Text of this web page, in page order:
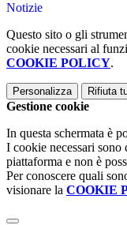
Notizie
Questo sito o gli
cookie necessari al
COOKIE POLICY.
Personalizza Rifiuta
Gestione cookie
In questa schermata è
I cookie necessari
piattaforma e non è
Per conoscere quali
visionare la COOKIE